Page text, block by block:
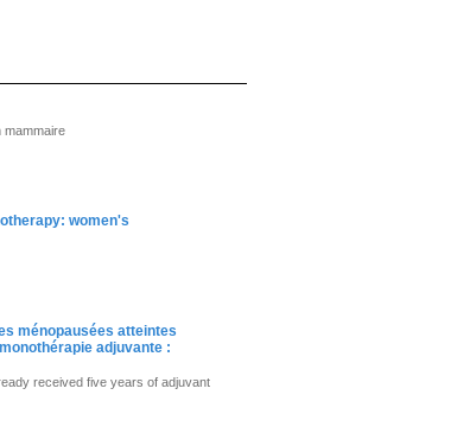
mammaire
women's
ménopausées atteintes
adjuvante :
received five years of adjuvant